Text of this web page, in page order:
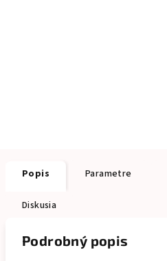
Popis Parametre
Diskusia
Podrobný popis